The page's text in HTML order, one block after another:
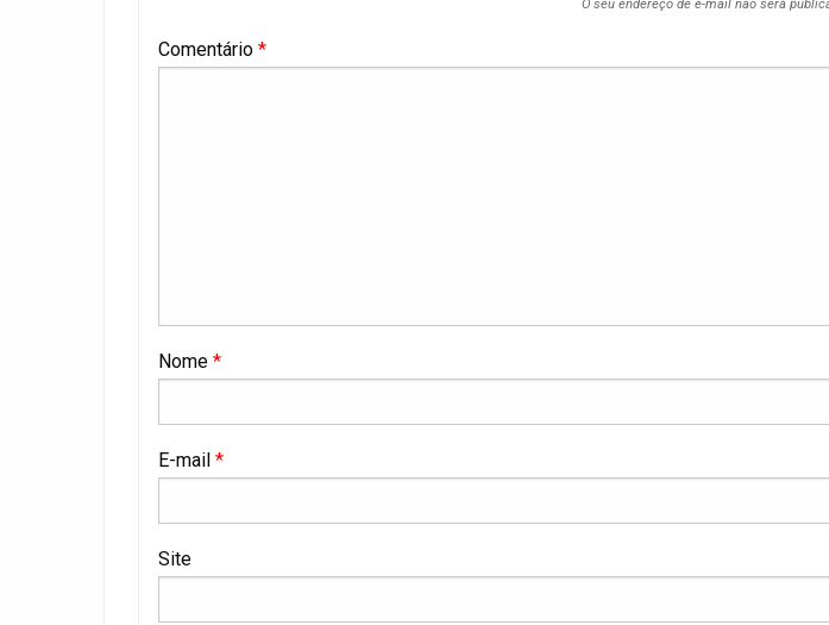
O seu endereço de e-mail não será
Comentário *
Nome *
E-mail *
Site